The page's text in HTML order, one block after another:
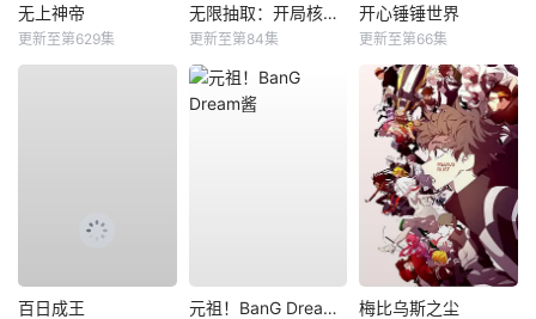
无上神帝
更新至第629集
无限抽取：开局核平修仙世界动态漫
更新至第84集
开心锤锤世界
更新至第66集
百日成王 元祖！BanG Dream酱 梅比乌斯之尘